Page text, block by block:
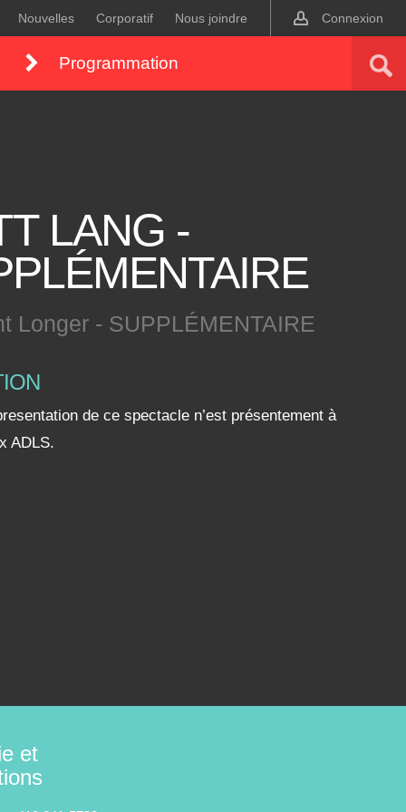
Connexion
Nouvelles Corporatif Nous joindre
Programmation
LANG -
Longer - SUPPLÉMENTAIRE
de ce spectacle n’est présentement à
ADLS.
et